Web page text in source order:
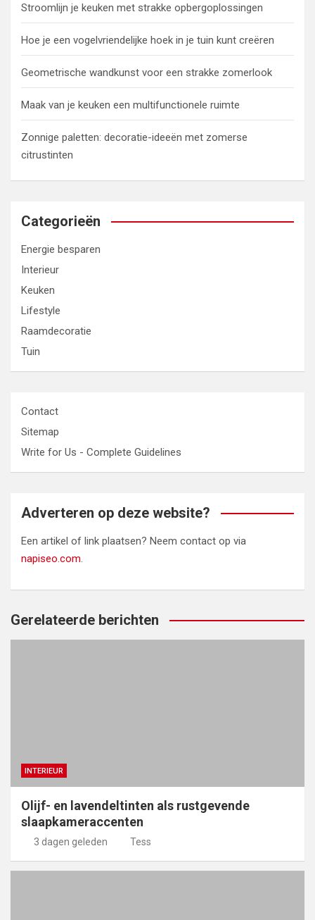
Stroomlijn je keuken met strakke opbergoplossingen
Hoe je een vogelvriendelijke hoek in je tuin kunt creëren
Geometrische wandkunst voor een strakke zomerlook
Maak van je keuken een multifunctionele ruimte
Zonnige paletten: decoratie-ideeën met zomerse
citrustinten
Categorieën
Energie besparen
Interieur
Keuken
Lifestyle
Raamdecoratie
Tuin
Contact
Sitemap
Write for Us - Complete Guidelines
Adverteren op deze website?
Een artikel of link plaatsen? Neem contact op via
napiseo.com.
Gerelateerde berichten
INTERIEUR
Olijf- en lavendeltinten als rustgevende
slaapkameraccenten
3 dagen geleden Tess